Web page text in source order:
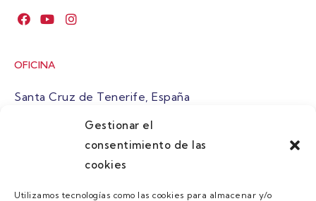
Gestionar el
consentimiento de las
cookies
Utilizamos tecnologías como las cookies para almacenar y/o
OFICINA
Santa Cruz de Tenerife, España
atuaire@grupoatuaire.com
+34 638765829